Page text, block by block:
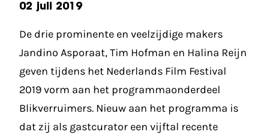
02 juli 2019
De drie prominente en veelzijdige makers
Jandino Asporaat, Tim Hofman en Halina Reijn
geven tijdens het Nederlands Film Festival
2019 vorm aan het programmaonderdeel
Blikverruimers. Nieuw aan het programma is
dat zij als gastcurator een vijftal recente